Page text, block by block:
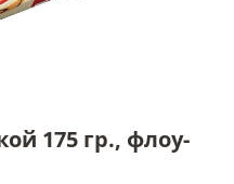
175 гр., флоу-